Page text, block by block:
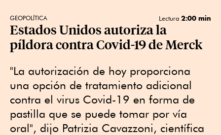
GEOPOLÍTICA Lectura 2:00 min
Estados Unidos autoriza la
píldora contra Covid-19 de Merck
"La autorización de hoy proporciona
una opción de tratamiento adicional
contra el virus Covid-19 en forma de
pastilla que se puede tomar por vía
oral", dijo Patrizia Cavazzoni, científica